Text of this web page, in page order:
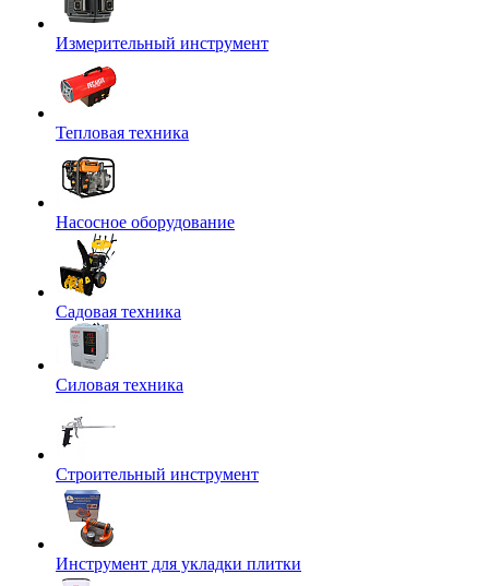
Измерительный инструмент
Тепловая техника
Насосное оборудование
Садовая техника
Силовая техника
Строительный инструмент
Инструмент для укладки плитки